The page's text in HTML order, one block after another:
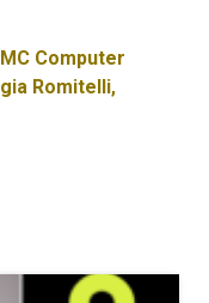
Computer
Romitelli,